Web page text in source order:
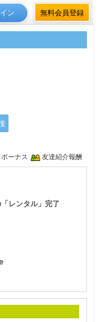
ン 無料会員登録
ーナス 友達紹介報酬
レンタル」完了